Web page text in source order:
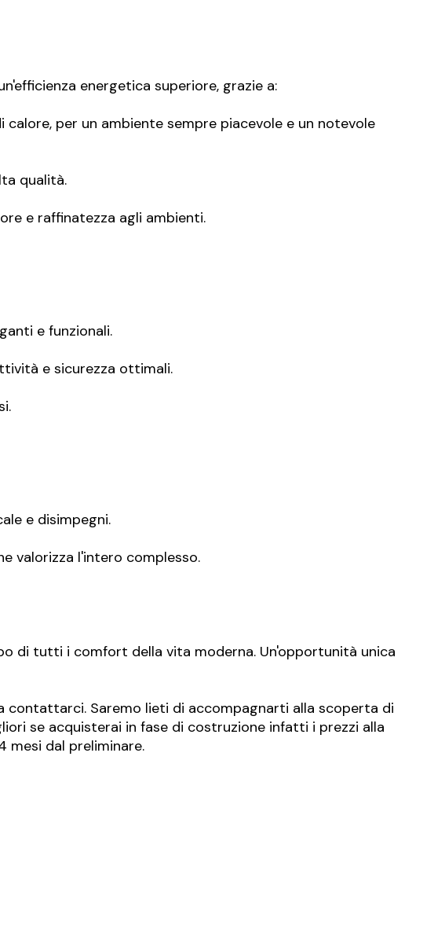
energetica superiore, grazie a:
per un ambiente sempre piacevole e un notevole
qualità.
e raffinatezza agli ambienti.
e funzionali.
e sicurezza ottimali.
e disimpegni.
valorizza l'intero complesso.
di tutti i comfort della vita moderna. Un'opportunità unica
contattarci. Saremo lieti di accompagnarti alla scoperta di
se acquisterai in fase di costruzione infatti i prezzi alla
mesi dal preliminare.